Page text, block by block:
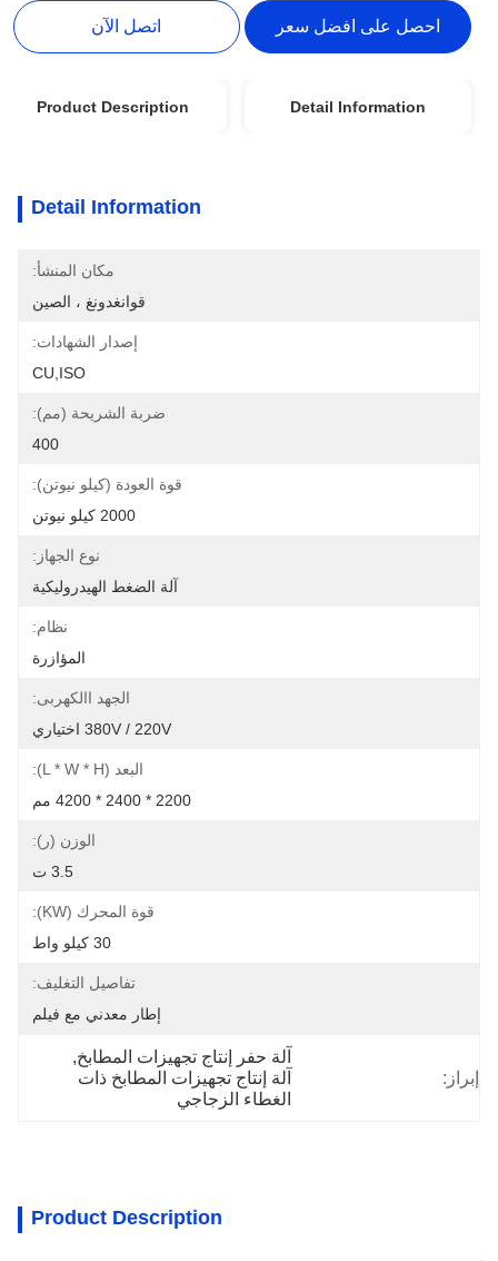
احصل على افضل سعر اتصل الآن
Detail Information
Product Description
Detail Information
مكان المنشأ:
قوانغدونغ ، الصين
إصدار الشهادات:
CU,ISO
ضربة الشريحة (مم):
400
قوة العودة (كيلو نيوتن):
2000 كيلو نيوتن
نوع الجهاز:
آلة الضغط الهيدروليكية
نظام:
المؤازرة
الجهد االكهربى:
380V / 220V اختياري
البعد (L * W * H):
2200 * 2400 * 4200 مم
الوزن (ر):
3.5 ت
قوة المحرك (kW):
30 كيلو واط
تفاصيل التغليف:
إطار معدني مع فيلم
إبراز:
آلة حفر إنتاج تجهيزات المطابخ,
آلة إنتاج تجهيزات المطابخ ذات
الغطاء الزجاجي
Product Description